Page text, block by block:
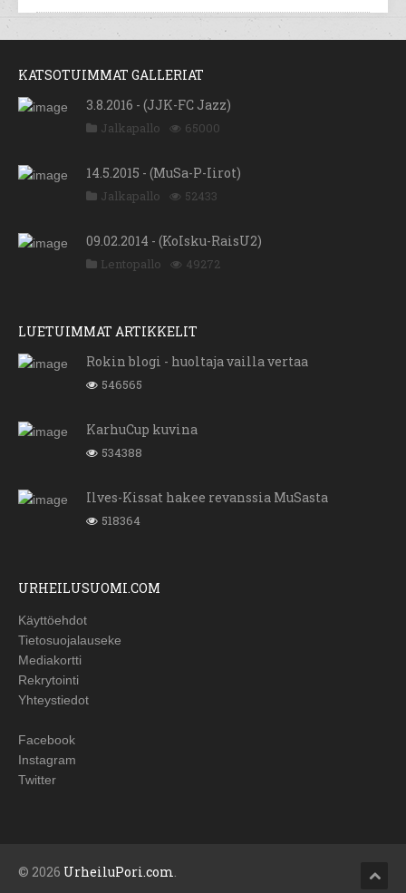
KATSOTUIMMAT GALLERIAT
3.8.2016 - (JJK-FC Jazz)
Jalkapallo 65000
14.5.2015 - (MuSa-P-Iirot)
Jalkapallo 52433
09.02.2014 - (KoIsku-RaisU2)
Lentopallo 49272
LUETUIMMAT ARTIKKELIT
Rokin blogi - huoltaja vailla vertaa
546565
KarhuCup kuvina
534388
Ilves-Kissat hakee revanssia MuSasta
518364
URHEILUSUOMI.COM
Käyttöehdot
Tietosuojalauseke
Mediakortti
Rekrytointi
Yhteystiedot
Facebook
Instagram
Twitter
© 2026 UrheiluPori.com